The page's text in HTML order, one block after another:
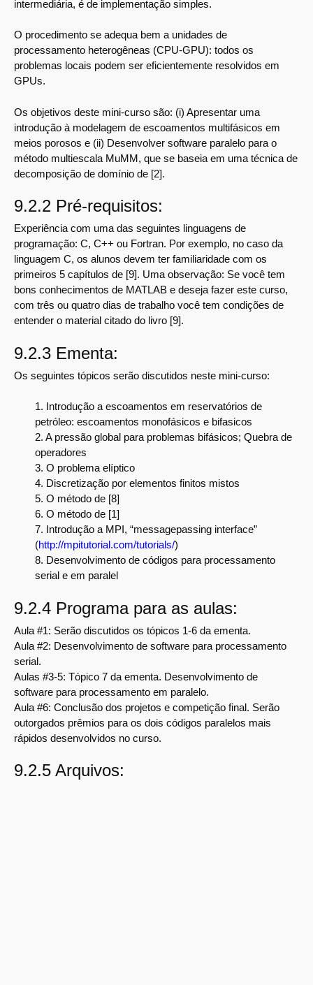
intermediária, é de implementação simples.
O procedimento se adequa bem a unidades de
processamento heterogêneas (CPU-GPU): todos os
problemas locais podem ser eficientemente resolvidos em
GPUs.
Os objetivos deste mini-curso são: (i) Apresentar uma
introdução à modelagem de escoamentos multifásicos em
meios porosos e (ii) Desenvolver software paralelo para o
método multiescala MuMM, que se baseia em uma técnica de
decomposição de domínio de [2].
9.2.2 Pré-requisitos:
Experiência com uma das seguintes linguagens de
programação: C, C++ ou Fortran. Por exemplo, no caso da
linguagem C, os alunos devem ter familiaridade com os
primeiros 5 capítulos de [9]. Uma observação: Se você tem
bons conhecimentos de MATLAB e deseja fazer este curso,
com três ou quatro dias de trabalho você tem condições de
entender o material citado do livro [9].
9.2.3 Ementa:
Os seguintes tópicos serão discutidos neste mini-curso:
1. Introdução a escoamentos em reservatórios de
petróleo: escoamentos monofásicos e bifasicos
2. A pressão global para problemas bifásicos; Quebra de
operadores
3. O problema elíptico
4. Discretização por elementos finitos mistos
5. O método de [8]
6. O método de [1]
7. Introdução a MPI, “messagepassing interface”
(http://mpitutorial.com/tutorials/)
8. Desenvolvimento de códigos para processamento
serial e em paralel
9.2.4 Programa para as aulas:
Aula #1: Serão discutidos os tópicos 1-6 da ementa.
Aula #2: Desenvolvimento de software para processamento
serial.
Aulas #3-5: Tópico 7 da ementa. Desenvolvimento de
software para processamento em paralelo.
Aula #6: Conclusão dos projetos e competição final. Serão
outorgados prêmios para os dois códigos paralelos mais
rápidos desenvolvidos no curso.
9.2.5 Arquivos: